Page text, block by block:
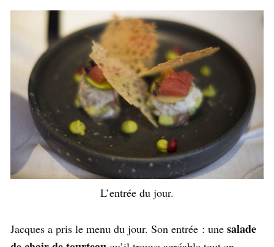
L’entrée du jour.
Jacques a pris le menu du jour. Son entrée : une salade